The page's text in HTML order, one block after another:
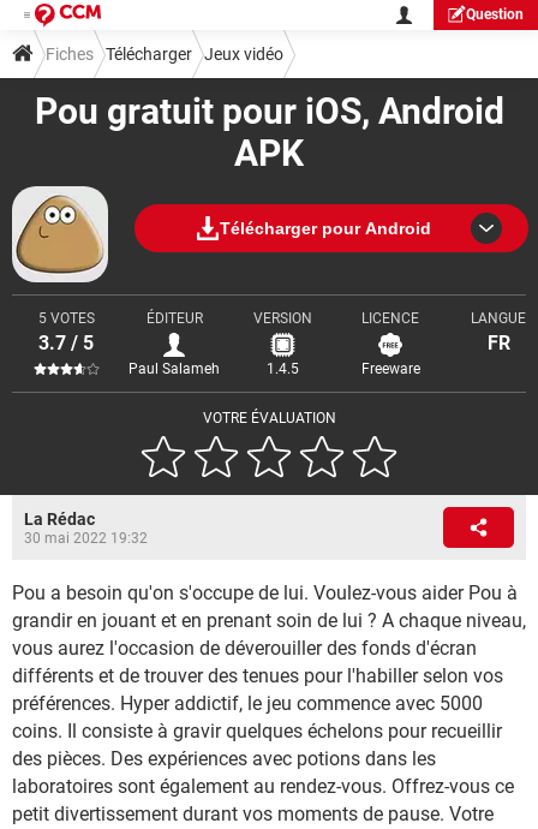
Question
Pou gratuit pour iOS, Android
APK
Télécharger pour Android
VOTRE ÉVALUATION
5 VOTES
3.7 / 5
ÉDITEUR
Paul Salameh
VERSION
1.4.5
LICENCE
Freeware
LANGUE
FR
Fiches Télécharger Jeux vidéo
La Rédac
30 mai 2022 19:32
Pou a besoin qu'on s'occupe de lui. Voulez-vous aider Pou à
grandir en jouant et en prenant soin de lui ? A chaque niveau,
vous aurez l'occasion de déverouiller des fonds d'écran
différents et de trouver des tenues pour l'habiller selon vos
préférences. Hyper addictif, le jeu commence avec 5000
coins. Il consiste à gravir quelques échelons pour recueillir
des pièces. Des expériences avec potions dans les
laboratoires sont également au rendez-vous. Offrez-vous ce
petit divertissement durant vos moments de pause. Votre